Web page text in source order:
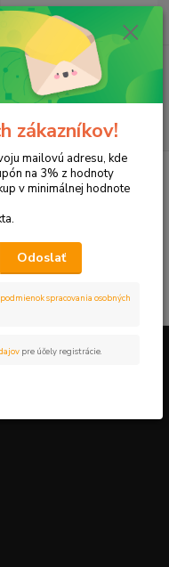
Hľadať
ks
za 0,00 EUR
Phaser 3124
zákazníkov!
mailovú adresu, kde
na 3% z hodnoty
v minimálnej hodnote
Odoslať
podmienok spracovania osobných
pre účely registrácie.